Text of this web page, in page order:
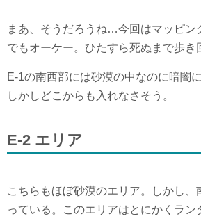
まあ、そうだろうね…今回はマッピン
でもオーケー。ひたすら死ぬまで歩き
E-1の南西部には砂漠の中なのに暗闇
しかしどこからも入れなさそう。
E-2 エリア
こちらもほぼ砂漠のエリア。しかし、
っている。このエリアはとにかくラン